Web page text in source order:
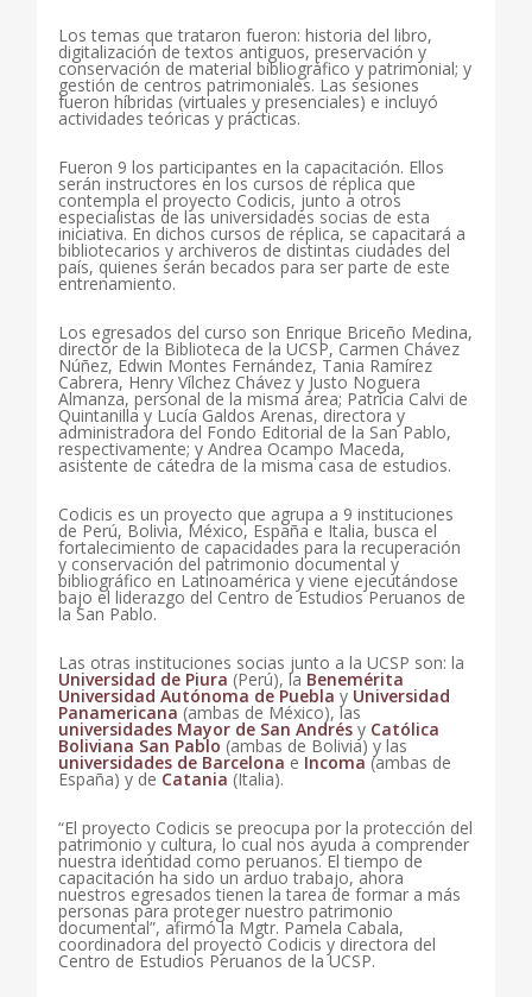
Los temas que trataron fueron: historia del libro,
digitalización de textos antiguos, preservación y
conservación de material bibliográfico y patrimonial; y
gestión de centros patrimoniales. Las sesiones
fueron híbridas (virtuales y presenciales) e incluyó
actividades teóricas y prácticas.
Fueron 9 los participantes en la capacitación. Ellos
serán instructores en los cursos de réplica que
contempla el proyecto Codicis, junto a otros
especialistas de las universidades socias de esta
iniciativa. En dichos cursos de réplica, se capacitará a
bibliotecarios y archiveros de distintas ciudades del
país, quienes serán becados para ser parte de este
entrenamiento.
Los egresados del curso son Enrique Briceño Medina,
director de la Biblioteca de la UCSP, Carmen Chávez
Núñez, Edwin Montes Fernández, Tania Ramírez
Cabrera, Henry Vílchez Chávez y Justo Noguera
Almanza, personal de la misma área; Patricia Calvi de
Quintanilla y Lucía Galdos Arenas, directora y
administradora del Fondo Editorial de la San Pablo,
respectivamente; y Andrea Ocampo Maceda,
asistente de cátedra de la misma casa de estudios.
Codicis es un proyecto que agrupa a 9 instituciones
de Perú, Bolivia, México, España e Italia, busca el
fortalecimiento de capacidades para la recuperación
y conservación del patrimonio documental y
bibliográfico en Latinoamérica y viene ejecutándose
bajo el liderazgo del Centro de Estudios Peruanos de
la San Pablo.
Las otras instituciones socias junto a la UCSP son: la
Universidad de Piura (Perú), la Benemérita
Universidad Autónoma de Puebla y Universidad
Panamericana (ambas de México), las
universidades Mayor de San Andrés y Católica
Boliviana San Pablo (ambas de Bolivia) y las
universidades de Barcelona e Incoma (ambas de
España) y de Catania (Italia).
“El proyecto Codicis se preocupa por la protección del
patrimonio y cultura, lo cual nos ayuda a comprender
nuestra identidad como peruanos. El tiempo de
capacitación ha sido un arduo trabajo, ahora
nuestros egresados tienen la tarea de formar a más
personas para proteger nuestro patrimonio
documental”, afirmó la Mgtr. Pamela Cabala,
coordinadora del proyecto Codicis y directora del
Centro de Estudios Peruanos de la UCSP.